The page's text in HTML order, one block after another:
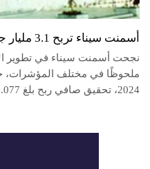
أسمنت سيناء تربح 3.1 مليار جنيه في 2024
نجحت أسمنت سيناء في تطوير
ملحوظًا في مختلف المؤشرات،
2024، تحقيق صافي ربح بلغ 3.077 مليار